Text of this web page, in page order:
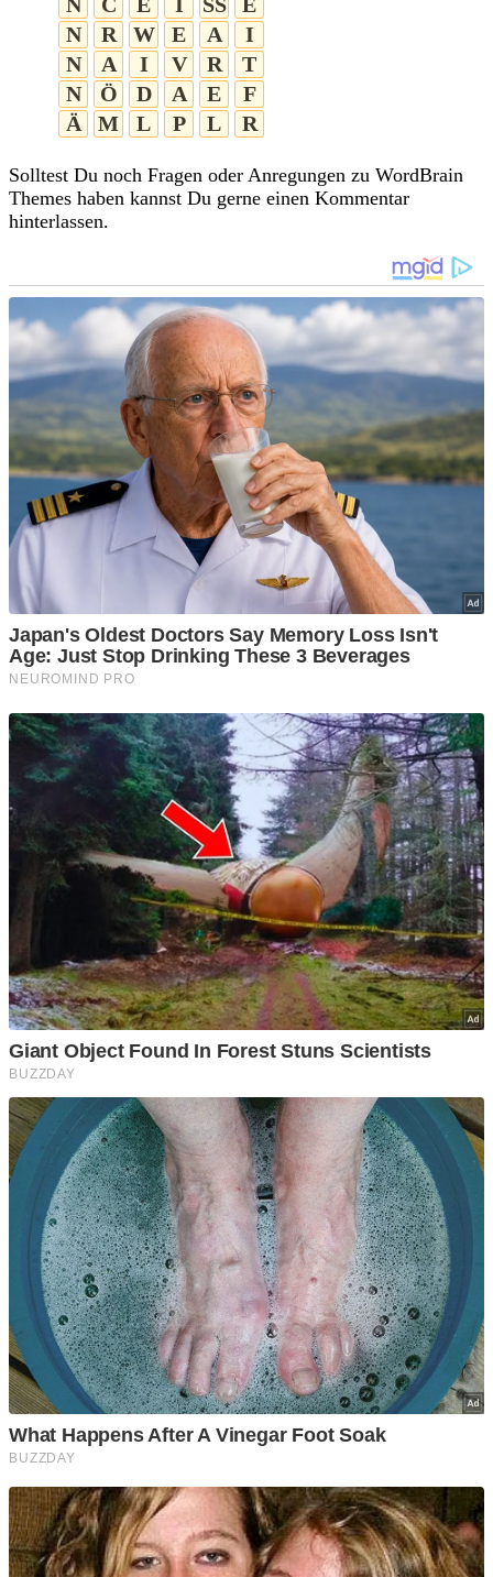
N
R W E A
I
N
A I V R
T
N
Ö D A E
F
Ä
M L P L R
Solltest Du noch Fragen oder Anregungen zu WordBrain
Themes haben kannst Du gerne einen Kommentar
hinterlassen.